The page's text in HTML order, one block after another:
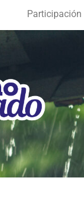
Participación